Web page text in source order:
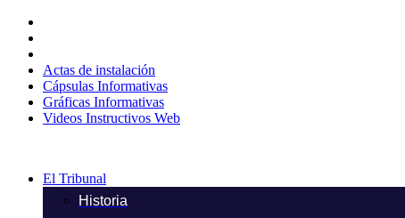
contenido
Actas de instalación
Cápsulas Informativas
Gráficas Informativas
Videos Instructivos Web
El Tribunal
Historia